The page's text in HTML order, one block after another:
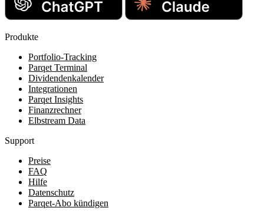
Produkte
Portfolio-Tracking
Parqet Terminal
Dividendenkalender
Integrationen
Parqet Insights
Finanzrechner
Elbstream Data
Support
Preise
FAQ
Hilfe
Datenschutz
Parqet-Abo kündigen